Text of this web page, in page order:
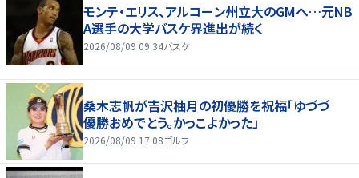
モンテ・エリス、アルコーン州立大のGMへ…元NB
A選手の大学バスケ界進出が続く
2026/08/09 09:34バスケ
桑木志帆が吉沢柚月の初優勝を祝福「ゆづづ
優勝おめでとう。かっこよかった」
2026/08/09 17:08ゴルフ